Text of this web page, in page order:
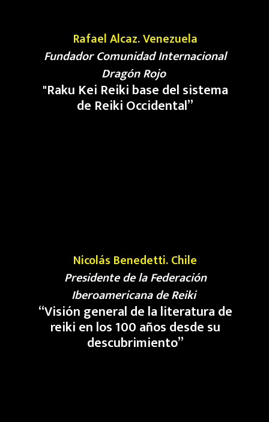
Rafael Alcaz.Venezuela
Fundador Comunidad Internacional
Dragón Rojo
"Raku Kei Reiki base del sistema
de Reiki Occidental”
Nicolás Benedetti. Chile
Presidente de la Federación
Iberoamericana de Reiki
“Visión general de la literatura de
reiki en los 100 años desde su
descubrimiento”